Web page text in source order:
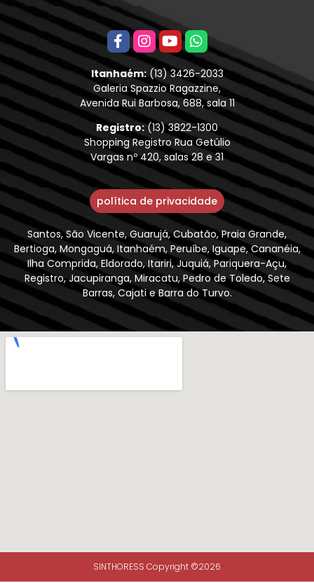
Itanhaém:(13) 3426-2033
Galeria Spazzio Ragazzine,
Avenida Rui Barbosa, 688, sala 11
Registro:(13) 3822-1300
Shopping Registro Rua Getúlio
Vargas nº 420, salas 28 e 31
política de privacidade
Santos, São Vicente, Guarujá, Cubatão, Praia Grande,
Bertioga, Mongaguá, Itanhaém, Peruíbe, Iguape, Cananéia,
Ilha Comprida, Eldorado, Itariri, Juquiá, Pariquera-Açu,
Registro, Jacupiranga, Miracatu, Pedro de Toledo, Sete
Barras, Cajati e Barra do Turvo.
SINTHORESS Copyright ©2026